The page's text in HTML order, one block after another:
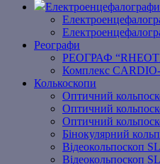
Електроенцефалографи
Реографи
РЕОГРАФ
Комплекс
Колькоскопи
Оптичний
Оптичний
Оптичний
Бінокулярний
Відеокольпоскоп
Відеокольпоскоп